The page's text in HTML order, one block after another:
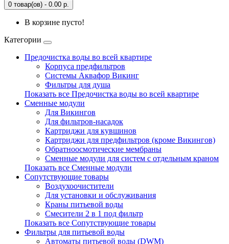
0 товар(ов) - 0.00 р.
В корзине пусто!
Категории
Предочистка воды во всей квартире
Корпуса предфильтров
Системы Аквафор Викинг
Фильтры для душа
Показать все Предочистка воды во всей квартире
Сменные модули
Для Викингов
Для фильтров-насадок
Картриджи для кувшинов
Картриджи для предфильтров (кроме Викингов)
Обратноосмотические мембраны
Сменные модули для систем с отдельным краном
Показать все Сменные модули
Сопутствующие товары
Воздухоочистители
Для установки и обслуживания
Краны питьевой воды
Смесители 2 в 1 под фильтр
Показать все Сопутствующие товары
Фильтры для питьевой воды
Автоматы питьевой воды (DWM)